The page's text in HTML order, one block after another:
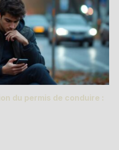
du permis de conduire :